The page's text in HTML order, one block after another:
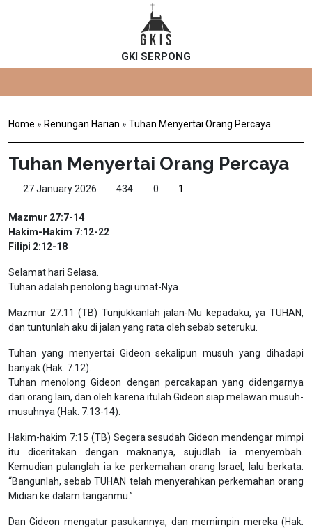
GKI SERPONG
Home » Renungan Harian » Tuhan Menyertai Orang Percaya
Tuhan Menyertai Orang Percaya
27 January 2026 434 0 1
Mazmur 27:7-14
Hakim-Hakim 7:12-22
Filipi 2:12-18
Selamat hari Selasa.
Tuhan adalah penolong bagi umat-Nya.
Mazmur 27:11 (TB) Tunjukkanlah jalan-Mu kepadaku, ya TUHAN,
dan tuntunlah aku di jalan yang rata oleh sebab seteruku.
Tuhan yang menyertai Gideon sekalipun musuh yang dihadapi
banyak (Hak. 7:12).
Tuhan menolong Gideon dengan percakapan yang didengarnya
dari orang lain, dan oleh karena itulah Gideon siap melawan musuh-
musuhnya (Hak. 7:13-14).
Hakim-hakim 7:15 (TB) Segera sesudah Gideon mendengar mimpi
itu diceritakan dengan maknanya, sujudlah ia menyembah.
Kemudian pulanglah ia ke perkemahan orang Israel, lalu berkata:
“Bangunlah, sebab TUHAN telah menyerahkan perkemahan orang
Midian ke dalam tanganmu.”
Dan Gideon mengatur pasukannya, dan memimpin mereka (Hak.